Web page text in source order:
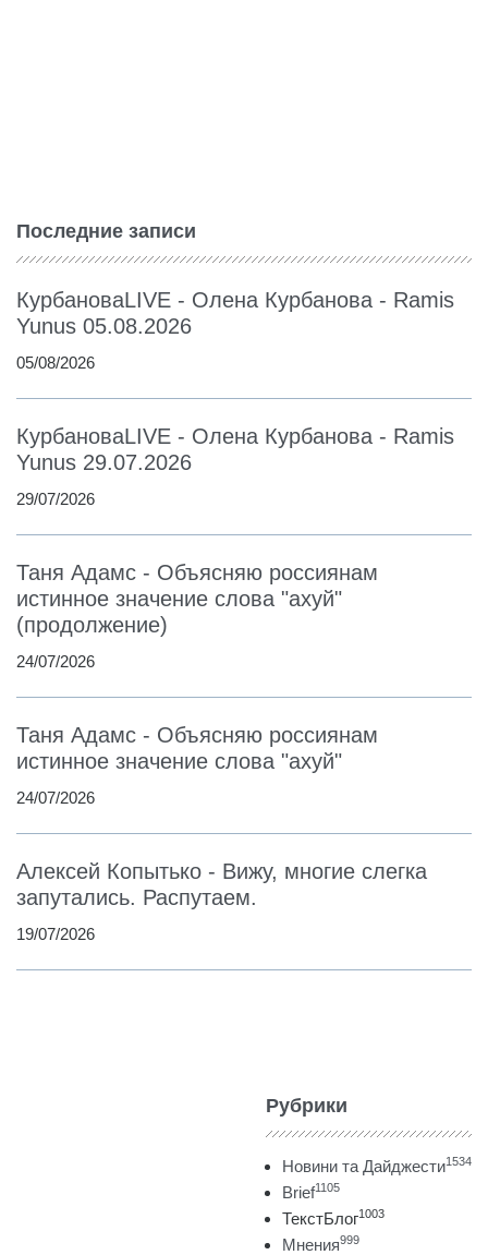
Последние записи
КурбановаLIVE - Олена Курбанова - Ramis
Yunus 05.08.2026
05/08/2026
КурбановаLIVE - Олена Курбанова - Ramis
Yunus 29.07.2026
29/07/2026
Таня Адамс - Объясняю россиянам
истинное значение слова "ахуй"
(продолжение)
24/07/2026
Таня Адамс - Объясняю россиянам
истинное значение слова "ахуй"
24/07/2026
Алексей Копытько - Вижу, многие слегка
запутались. Распутаем.
19/07/2026
Рубрики
Новини та Дайджести1534
Brief1105
ТекстБлог1003
Мнения999